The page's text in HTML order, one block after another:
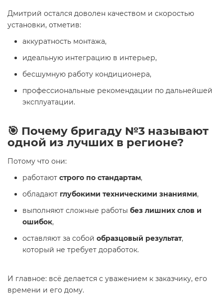
Дмитрий остался доволен качеством и скоростью
установки, отметив:
аккуратность монтажа,
идеальную интеграцию в интерьер,
бесшумную работу кондиционера,
профессиональные рекомендации по дальнейшей
эксплуатации.
🎯 Почему бригаду №3 называют
одной из лучших в регионе?
Потому что они:
работают строго по стандартам,
обладают глубокими техническими знаниями,
выполняют сложные работы без лишних слов и
ошибок,
оставляют за собой образцовый результат,
который не требует доработок.
И главное: всё делается с уважением к заказчику, его
времени и его дому.